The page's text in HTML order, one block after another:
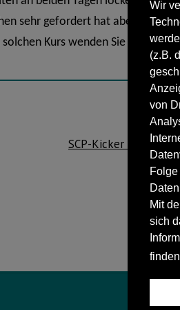
Wir
(z.B.
von
Mit
sich
sehr gefordert hat aber von
Kurs wenden Sie sich bitte
SCP-Kicker